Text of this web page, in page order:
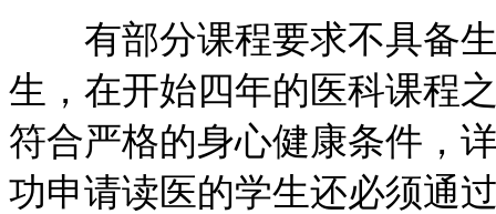
有部分课程要求不具备生
生，在开始四年的医科课程
符合严格的身心健康条件，
功申请读医的学生还必须通